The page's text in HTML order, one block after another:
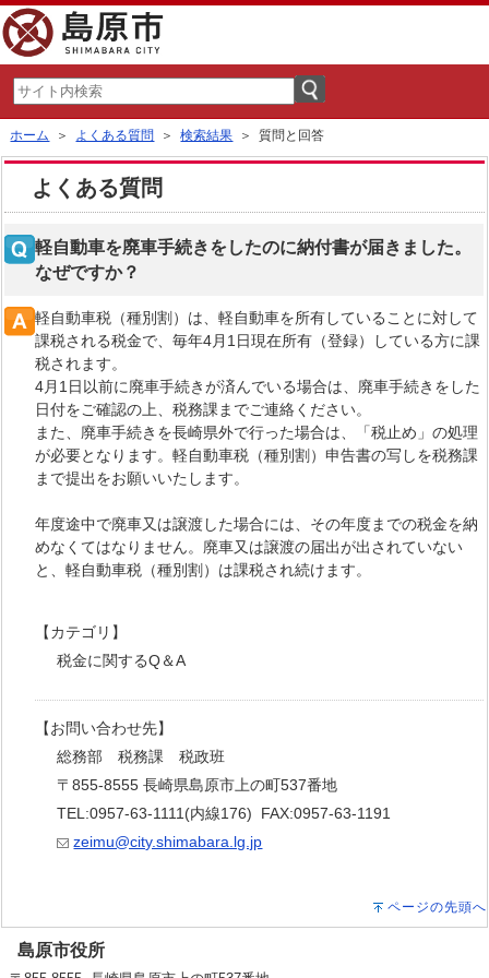
ホーム ＞ よくある質問 ＞検索結果 ＞ 質問と回答
よくある質問
軽自動車を廃車手続きをしたのに納付書が届きました。
なぜですか？
軽自動車税（種別割）は、軽自動車を所有していることに対して
課税される税金で、毎年4月1日現在所有（登録）している方に課
税されます。
4月1日以前に廃車手続きが済んでいる場合は、廃車手続きをした
日付をご確認の上、税務課までご連絡ください。
また、廃車手続きを長崎県外で行った場合は、「税止め」の処理
が必要となります。軽自動車税（種別割）申告書の写しを税務課
まで提出をお願いいたします。
年度途中で廃車又は譲渡した場合には、その年度までの税金を納
めなくてはなりません。廃車又は譲渡の届出が出されていない
と、軽自動車税（種別割）は課税され続けます。
【カテゴリ】
税金に関するQ＆A
【お問い合わせ先】
総務部 税務課 税政班
〒855-8555 長崎県島原市上の町537番地
TEL:0957-63-1111(内線176) FAX:0957-63-1191
zeimu@city.shimabara.lg.jp
ページの先頭へ
島原市役所